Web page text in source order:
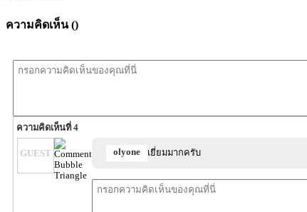
ความคิดเห็น ()
ความคิดเห็นที่ 4
GUEST olyone เยี่ยมมากครับ